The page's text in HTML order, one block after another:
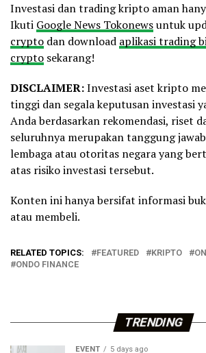
Investasi dan trading kripto aman
Ikuti Google News Tokonewsuntuk
crypto dan download aplikasi trading
crypto sekarang!
DISCLAIMER:Investasi aset kripto
tinggi dan segala keputusan investasi
Anda berdasarkan rekomendasi, riset
seluruhnya merupakan tanggung
lembaga atau otoritas negara yang
atas risiko investasi tersebut.
Konten ini hanya bersifat informasi
atau membeli.
RELATED TOPICS: FEATURED KRIPTO
ONDO FINANCE
TRENDING
EVENT 5 days ago